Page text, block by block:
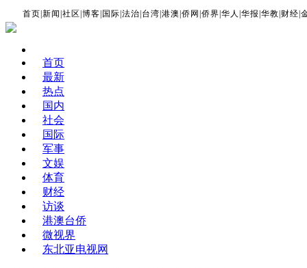
首页 |新闻 |社区 |博客 国际 |法治 台湾 |港澳 |侨网 |侨界 |华人 |华报 |华教 财经 |
首页
最新
热点
国内
社会
国际
军事
文娱
体育
财经
访谈
港澳台侨
微视界
东北亚电视网